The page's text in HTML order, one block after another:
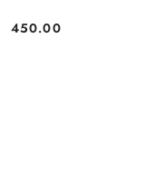
Cena:
450.00